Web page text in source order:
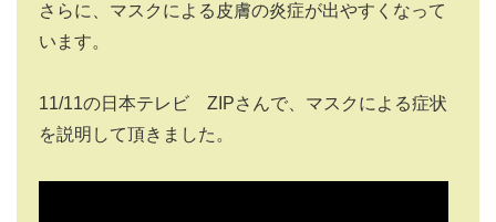
さらに、マスクによる皮膚の炎症が出やすくなって
います。
11/11の日本テレビ ZIPさんで、マスクによる症状
を説明して頂きました。